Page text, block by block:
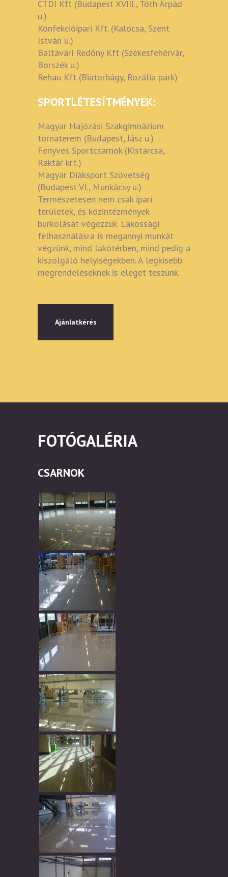
CTDI Kft (Budapest XVIII., Tóth Árpád
u.)
Konfekcióipari Kft. (Kalocsa, Szent
István u.)
Baltavári Redőny Kft (Székesfehérvár,
Borszék u.)
Rehau Kft (Biatorbágy, Rozália park)
SPORTLÉTESÍTMÉNYEK:
Magyar Hajózási Szakgimnázium
tornaterem (Budapest, Jász u.)
Fenyves Sportcsarnok (Kistarcsa,
Raktár krt.)
Magyar Diáksport Szövetség
(Budapest VI., Munkácsy u.)
Természetesen nem csak ipari
területek, és közintézmények
burkolását végezzük. Lakossági
felhasználásra is megannyi munkát
végzünk, mind lakótérben, mind pedig a
kiszolgáló helyiségekben. A legkisebb
megrendeléseknek is eleget teszünk.
Ajánlatkérés
FOTÓGALÉRIA
CSARNOK